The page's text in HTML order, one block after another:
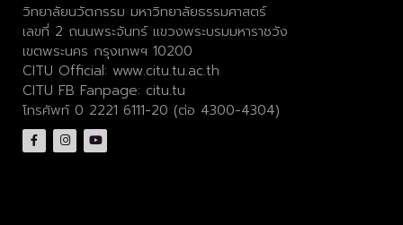
วิทยาลัยนวัตกรรม มหาวิทยาลัยธรรมศาสตร์
เลขที่ 2 ถนนพระจันทร์ แขวงพระบรมมหาราชวัง
เขตพระนคร กรุงเทพฯ 10200
CITU Official: www.citu.tu.ac.th
CITU FB Fanpage: citu.tu
โทรศัพท์ 0 2221 6111-20 (ต่อ 4300-4304)